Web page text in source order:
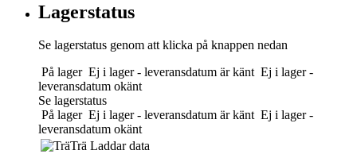
Lagerstatus
Se lagerstatus genom att klicka på knappen nedan
På lager Ej i lager - leveransdatum är känt Ej i lager -
leveransdatum okänt
Se lagerstatus
På lager Ej i lager - leveransdatum är känt Ej i lager -
leveransdatum okänt
Trä Laddar data